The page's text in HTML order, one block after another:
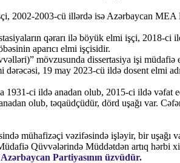
2003-cü illərdə isə Azərbaycan
qərarı ilə böyük elmi işçi, 2018-ci
aparıcı elmi işçisidir.
mövzusunda dissertasiya işi müdafiə
19 may 2023-cü ildə dosent elmi
1931-ci ildə anadan olub, 2015-ci ildə vəfat
olub, təqaüdçüdür, dörd uşağı var.
mühafizəçi vəzifəsində işləyir, bir uşağı
Qüvvələrində Müddətdən artıq hərbi
Partiyasının üzvüdür.